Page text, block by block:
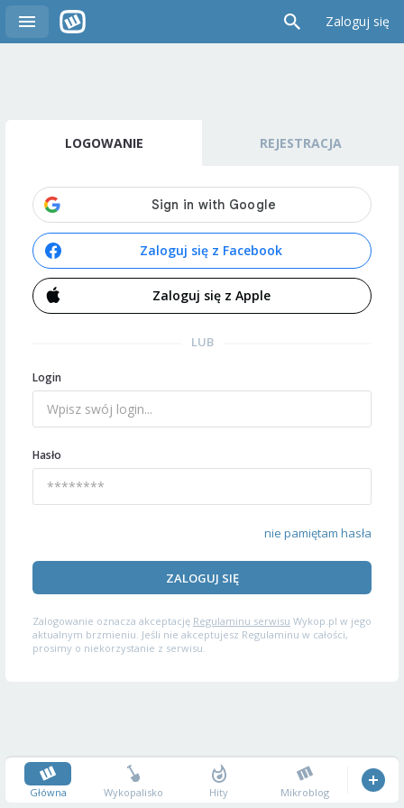
Zaloguj się
LOGOWANIE REJESTRACJA
Zaloguj się z Facebook
Zaloguj się z Apple
LUB
Login
Hasło
nie pamiętam hasła
ZALOGUJ SIĘ
Zalogowanie oznacza akceptację Regulaminu serwisu Wykop.pl w jego
aktualnym brzmieniu. Jeśli nie akceptujesz Regulaminu w całości,
prosimy o niekorzystanie z serwisu.
Główna Wykopalisko Hity Mikroblog